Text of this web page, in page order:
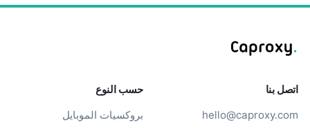
اتصل بنا
hello@caproxy.com
حسب النوع
بروكسيات الموبايل